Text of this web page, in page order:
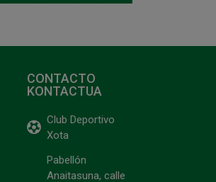
CONTACTO
KONTACTUA
Club Deportivo
Xota
Pabellón
Anaitasuna, calle